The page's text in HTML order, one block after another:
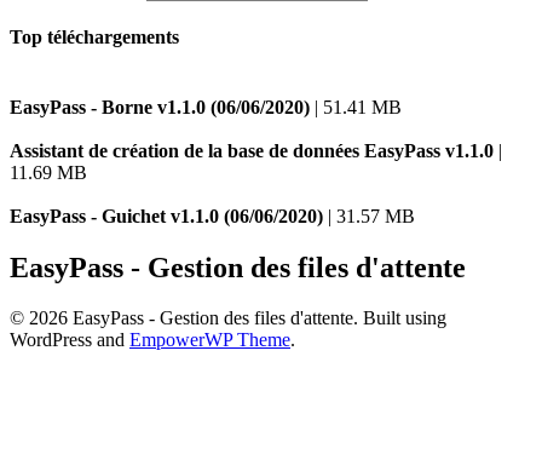
Top téléchargements
EasyPass - Borne v1.1.0 (06/06/2020) | 51.41 MB
Assistant de création de la base de données EasyPass v1.1.0 |
11.69 MB
EasyPass - Guichet v1.1.0 (06/06/2020) | 31.57 MB
EasyPass - Gestion des files d'attente
© 2026 EasyPass - Gestion des files d'attente. Built using
WordPress and EmpowerWP Theme.